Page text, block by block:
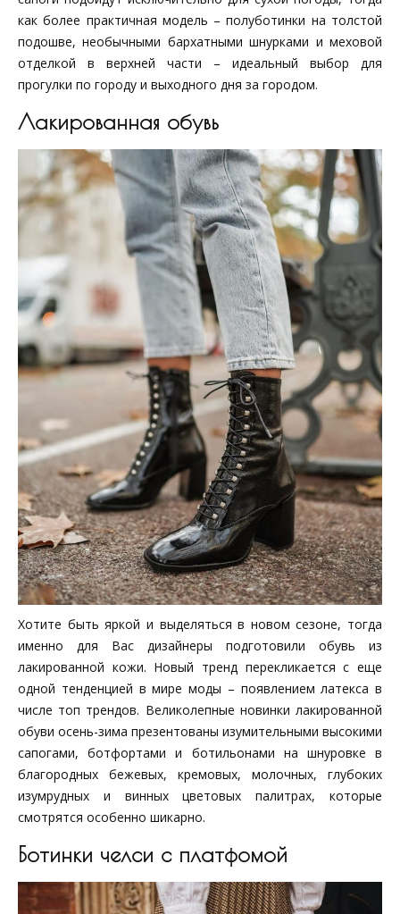
как более практичная модель – полуботинки на толстой
подошве, необычными бархатными шнурками и меховой
отделкой в верхней части – идеальный выбор для
прогулки по городу и выходного дня за городом.
Лакированная обувь
Хотите быть яркой и выделяться в новом сезоне, тогда
именно для Вас дизайнеры подготовили обувь из
лакированной кожи. Новый тренд перекликается с еще
одной тенденцией в мире моды – появлением латекса в
числе топ трендов. Великолепные новинки лакированной
обуви осень-зима презентованы изумительными высокими
сапогами, ботфортами и ботильонами на шнуровке в
благородных бежевых, кремовых, молочных, глубоких
изумрудных и винных цветовых палитрах, которые
смотрятся особенно шикарно.
Ботинки челси с платфомой